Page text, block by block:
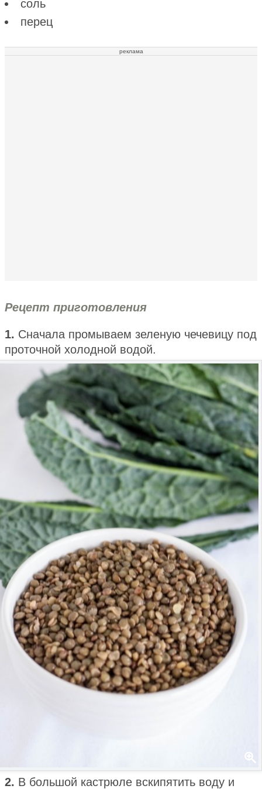
соль
перец
реклама
Рецепт приготовления
1. Сначала промываем зеленую чечевицу под
проточной холодной водой.
2. В большой кастрюле вскипятить воду и